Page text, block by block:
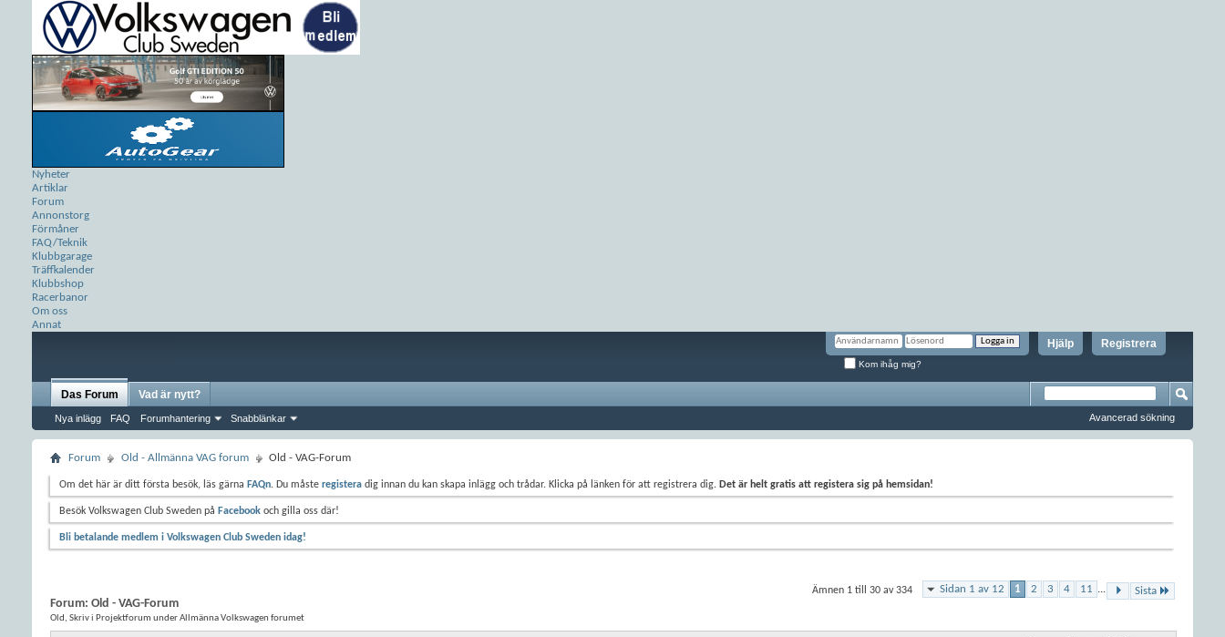
Nyheter
Artiklar
Forum
Annonstorg
Förmåner
FAQ/Teknik
Klubbgarage
Träffkalender
Klubbshop
Racerbanor
Om oss
Annat
Registrera
Hjälp
Kom ihåg mig?
Das Forum
Nya inlägg FAQ Forumhantering Snabblänkar
Vad är nytt?
Avancerad sökning
Forum Old - Allmänna VAG forum Old - VAG-Forum
Om det här är ditt första besök, läs gärna FAQn. Du måste registera dig innan du kan skapa inlägg och trådar. Klicka på länken för att registrera dig. Det är helt gratis att registera sig på hemsidan!
Besök Volkswagen Club Sweden på Facebook och gilla oss där!
Bli betalande medlem i Volkswagen Club Sweden idag!
Sidan 1 av 12 1 2 3 4 11 ... Sista
Ämnen 1 till 30 av 334
Forum: Old - VAG-Forum
Old, Skriv i Projektforum under Allmänna Volkswagen forumet